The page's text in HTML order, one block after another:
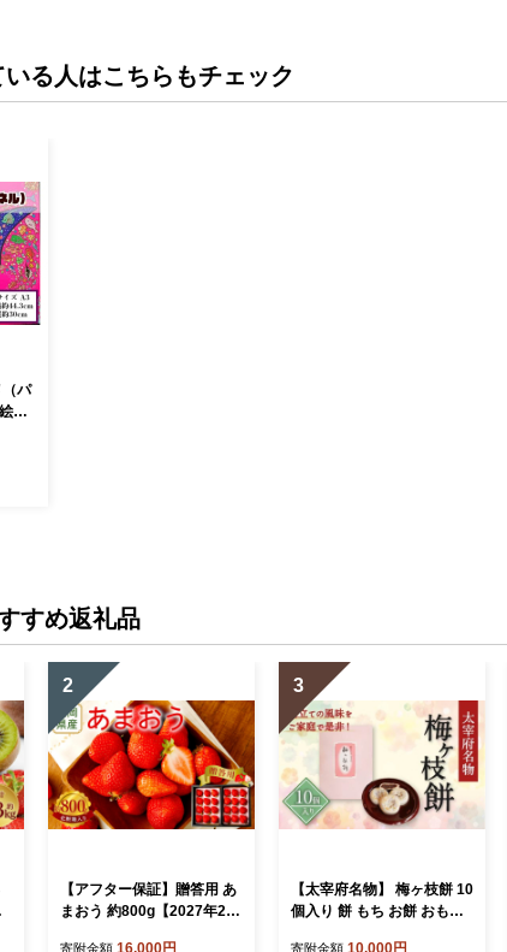
る人はこちらもチェック
（パ
画
すめ返礼品
2
【アフター保証】贈答用 あ
まおう 約800g【2027年2月
寄附金額 16,000円
3
【太宰府名物】 梅ヶ枝餅 10
個入り 餅 もち お餅 おもち
寄附金額 10,000円